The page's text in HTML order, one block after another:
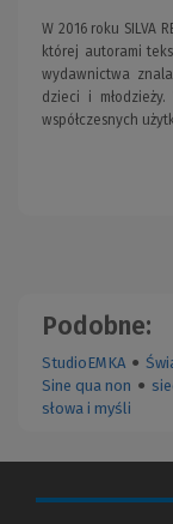
W 2016 roku SILVA
której autorami
wydawnictwa
dzieci i
współczesnych
Podobne:
StudioEMKA ●
Sine qua non ●
słowa i myśli